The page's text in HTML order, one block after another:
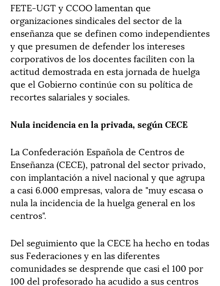
FETE-UGT y CCOO lamentan que
organizaciones sindicales del sector de la
enseñanza que se definen como independientes
y que presumen de defender los intereses
corporativos de los docentes faciliten con la
actitud demostrada en esta jornada de huelga
que el Gobierno continúe con su política de
recortes salariales y sociales.
Nula incidencia en la privada, según CECE
La Confederación Española de Centros de
Enseñanza (CECE), patronal del sector privado,
con implantación a nivel nacional y que agrupa
a casi 6.000 empresas, valora de "muy escasa o
nula la incidencia de la huelga general en los
centros".
Del seguimiento que la CECE ha hecho en todas
sus Federaciones y en las diferentes
comunidades se desprende que casi el 100 por
100 del profesorado ha acudido a sus centros